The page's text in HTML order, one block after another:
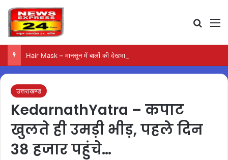
Hair Mask – मानसून में बालों की देखभाल के लिए आजमाएं अंडे का मास्क
उत्तराखण्ड
KedarnathYatra – कपाट
खुलते ही उमड़ी भीड़, पहले दिन
38 हजार पहुंचे…